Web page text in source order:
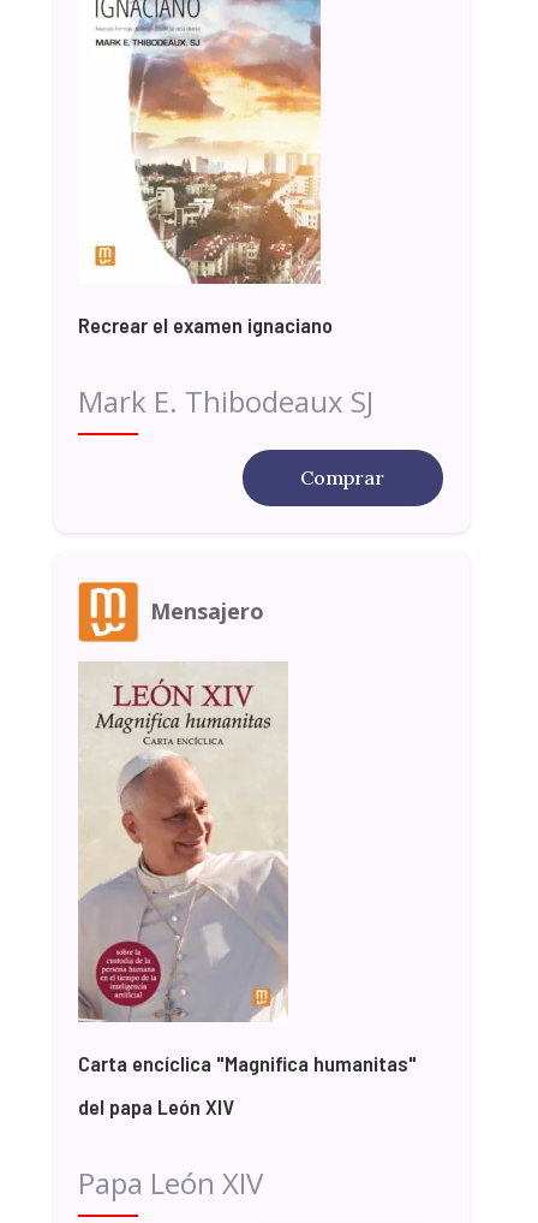
Recrear el examen ignaciano
Mark E. Thibodeaux SJ
Comprar
Mensajero
Carta encíclica "Magnifica humanitas"
del papa León XIV
Papa León XIV